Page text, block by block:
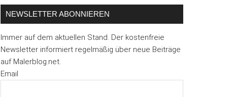
NEWSLETTER ABONNIEREN
Immer auf dem aktuellen Stand. Der kostenfreie
Newsletter informiert regelmäßig über neue Beiträge
auf Malerblog.net.
Email